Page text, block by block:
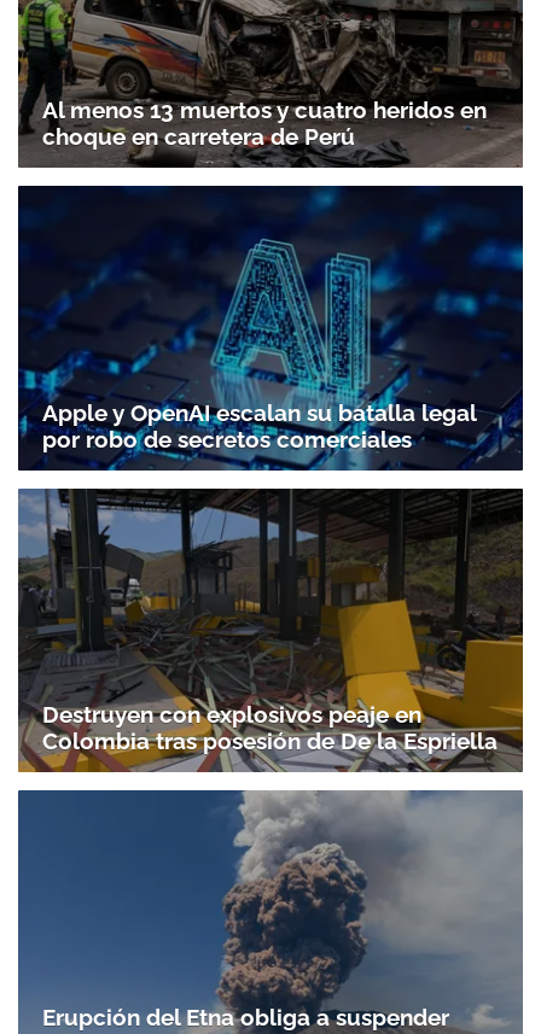
Al menos 13 muertos y cuatro heridos en
choque en carretera de Perú
Apple y OpenAI escalan su batalla legal
por robo de secretos comerciales
Destruyen con explosivos peaje en
Colombia tras posesión de De la Espriella
Erupción del Etna obliga a suspender